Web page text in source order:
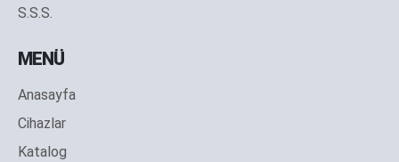
S.S.S.
MENÜ
Anasayfa
Cihazlar
Katalog